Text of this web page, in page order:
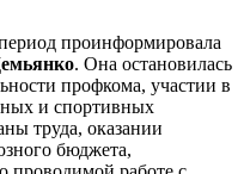
проинформировала
. Она остановилась
профкома, участии в
и спортивных
труда, оказании
бюджета,